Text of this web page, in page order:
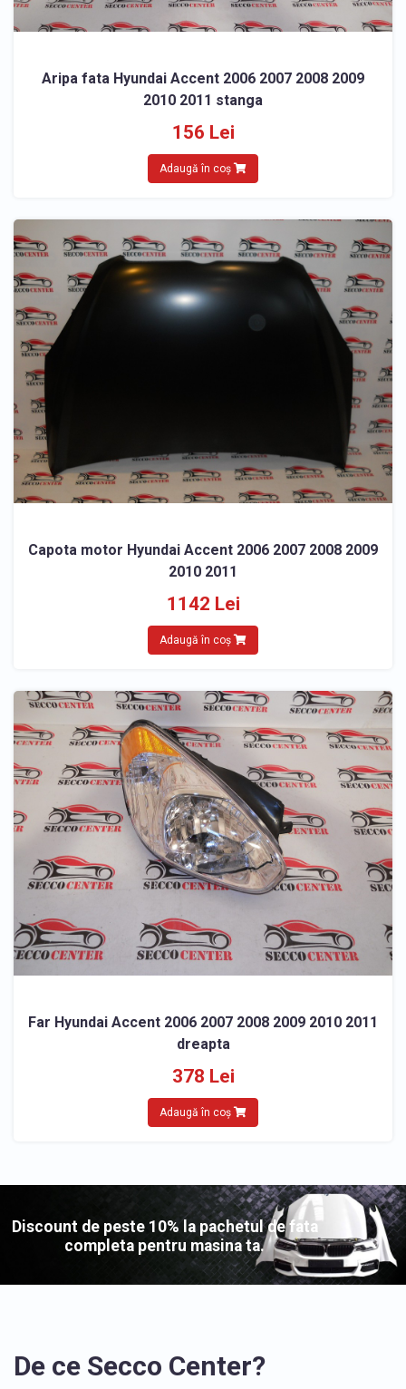
Aripa fata Hyundai Accent 2006 2007 2008 2009
2010 2011 stanga
156 Lei
Adaugă în coș
Capota motor Hyundai Accent 2006 2007 2008 2009
2010 2011
1142 Lei
Adaugă în coș
Far Hyundai Accent 2006 2007 2008 2009 2010 2011
dreapta
378 Lei
Adaugă în coș
Discount de peste 10% la pachetul de fata
completa pentru masina ta.
De ce Secco Center?